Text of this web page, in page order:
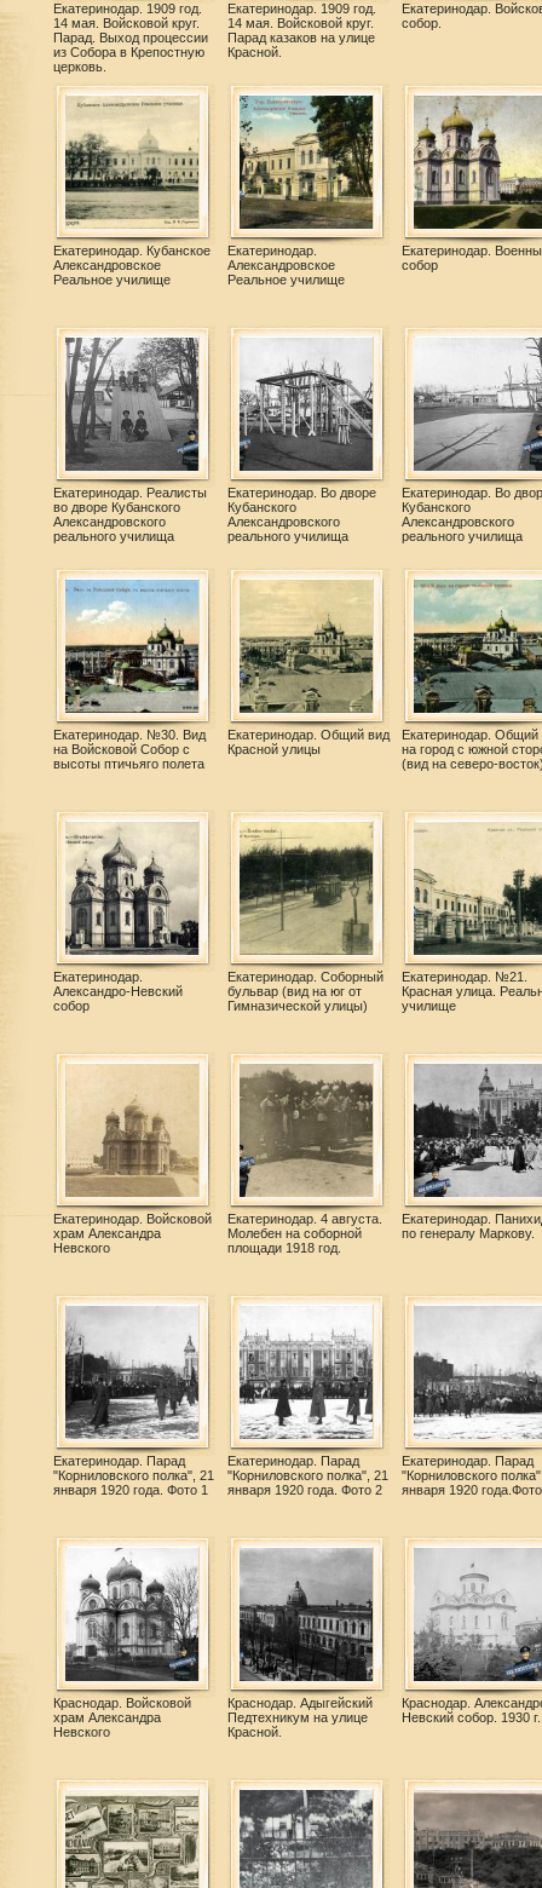
Екатеринодар. 1909 год.
14 мая. Войсковой круг.
Парад. Выход процессии
из Собора в Крепостную
церковь.
Екатеринодар. 1909 год.
14 мая. Войсковой круг.
Парад казаков на улице
Красной.
Екатеринодар.
собор.
Екатеринодар. Кубанское
Александровское
Реальное училище
Екатеринодар.
Александровское
Реальное училище
Екатеринодар.
собор
Екатеринодар. Реалисты
во дворе Кубанского
Александровского
реального училища
Екатеринодар. Во дворе
Кубанского
Александровского
реального училища
Екатеринодар. Во
Кубанского
Александровского
реального училища
Екатеринодар. №30. Вид
на Войсковой Собор с
высоты птичьяго полета
Екатеринодар. Общий вид
Красной улицы
Екатеринодар. Общий
на город с южной
(вид на северо-
Екатеринодар.
Александро-Невский
собор
Екатеринодар. Соборный
бульвар (вид на юг от
Гимназической улицы)
Екатеринодар. №21.
Красная улица.
училище
Екатеринодар. Войсковой
храм Александра
Невского
Екатеринодар. 4 августа.
Молебен на соборной
площади 1918 год.
Екатеринодар.
по генералу Маркову.
Екатеринодар. Парад
"Корниловского полка", 21
января 1920 года. Фото 1
Екатеринодар. Парад
"Корниловского полка", 21
января 1920 года. Фото 2
Екатеринодар. Парад
"Корниловского
января 1920
Краснодар. Войсковой
храм Александра
Невского
Краснодар. Адыгейский
Педтехникум на улице
Красной.
Краснодар.
Невский собор. 1930 г.